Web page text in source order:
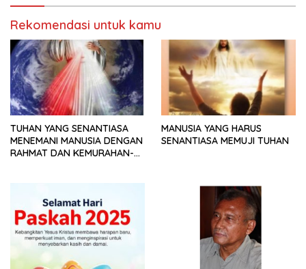
Rekomendasi untuk kamu
TUHAN YANG SENANTIASA
MENEMANI MANUSIA DENGAN
RAHMAT DAN KEMURAHAN-
MANUSIA YANG HARUS
SENANTIASA MEMUJI TUHAN